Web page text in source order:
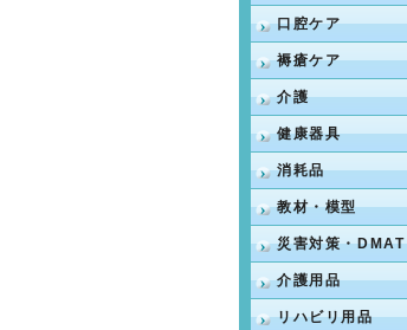
口腔ケア
褥瘡ケア
介護
健康器具
消耗品
教材・模型
災害対策・DMAT
介護用品
リハビリ用品